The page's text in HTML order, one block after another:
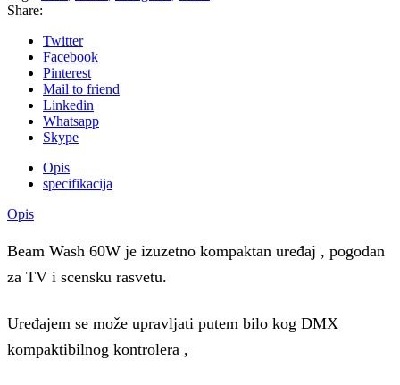
Share:
Twitter
Facebook
Pinterest
Mail to friend
Linkedin
Whatsapp
Skype
Opis
specifikacija
Opis
Beam Wash 60W je izuzetno kompaktan uređaj , pogodan
za TV i scensku rasvetu.
Uređajem se može upravljati putem bilo kog DMX
kompaktibilnog kontrolera ,